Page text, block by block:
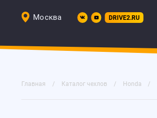
Москва DRIVE2.RU
Главная Каталог чехлов Honda